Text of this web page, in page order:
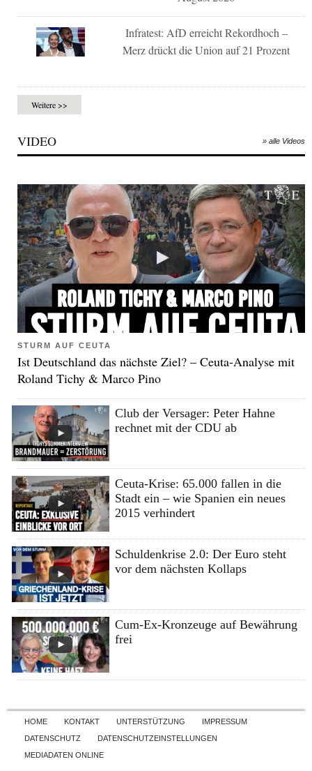
Infratest: AfD erreicht Rekordhoch –
Merz drückt die Union auf 21 Prozent
Weitere >>
VIDEO » alle Videos
STURM AUF CEUTA
Ist Deutschland das nächste Ziel? – Ceuta-Analyse mit
Roland Tichy & Marco Pino
Club der Versager: Peter Hahne
rechnet mit der CDU ab
Ceuta-Krise: 65.000 fallen in die
Stadt ein – wie Spanien ein neues
2015 verhindert
Schuldenkrise 2.0: Der Euro steht
vor dem nächsten Kollaps
Cum-Ex-Kronzeuge auf Bewährung
frei
Skip to content
HOME KONTAKT UNTERSTÜTZUNG
IMPRESSUM
DATENSCHUTZ
DATENSCHUTZEINSTELLUNGEN
MEDIADATEN ONLINE